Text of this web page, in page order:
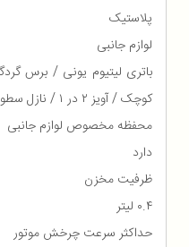
پلاستیک
لوازم جانبی
باتری لیتیوم یونی / برس
کوچک / آویز ۲ در ۱ / نازل سطوح مختلف PowerPro
محفظه مخصوص لوازم جانبی
دارد
ظرفیت مخزن
۰.۴ لیتر
حداکثر سرعت چرخش موتور